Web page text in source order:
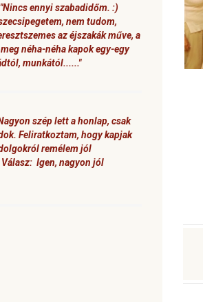
ennyi szabadidőm. :)
nem tudom,
az éjszakák műve, a
néha-néha kapok egy-egy
munkától......"
szép lett a honlap, csak
Feliratkoztam, hogy kapjak
remélem jól
Igen, nagyon jól